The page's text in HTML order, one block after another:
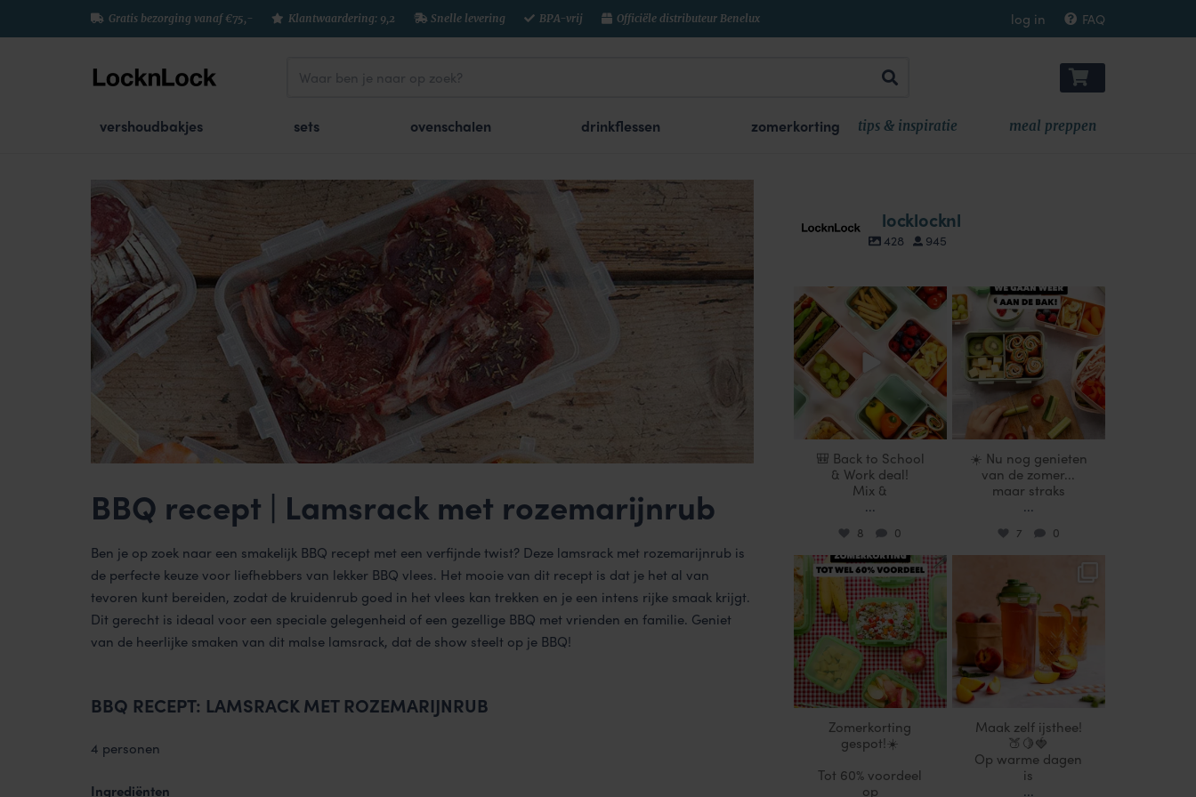
Gratis bezorging vanaf €75,- Klantwaardering: 9,2 Snelle levering BPA-vrij Officiële distributeur Benelux log in FAQ
vershoudbakjes sets ovenschalen drinkflessen zomerkorting tips & inspiratie meal preppen
BBQ recept | Lamsrack met rozemarijnrub
Ben je op zoek naar een smakelijk BBQ recept met een verfijnde twist? Deze lamsrack met rozemarijnrub is
de perfecte keuze voor liefhebbers van lekker BBQ vlees. Het mooie van dit recept is dat je het al van
tevoren kunt bereiden, zodat de kruidenrub goed in het vlees kan trekken en je een intens rijke smaak krijgt.
Dit gerecht is ideaal voor een speciale gelegenheid of een gezellige BBQ met vrienden en familie. Geniet
van de heerlijke smaken van dit malse lamsrack, dat de show steelt op je BBQ!
BBQ RECEPT: LAMSRACK MET ROZEMARIJNRUB
4 personen
Ingrediënten
locklocknl
428 945
locklocknl
Aug 18
🎒 Back to School
& Work deal!
Mix &
...
8 0
locklocknl
Aug 14
☀️ Nu nog genieten
van de zomer...
maar straks
...
7 0
locklocknl
Jul 25
Zomerkorting
gespot!☀️
Tot 60% voordeel
op
Jul 17
Maak zelf ijsthee!
🍑🍋🍓
Op warme dagen
is
...